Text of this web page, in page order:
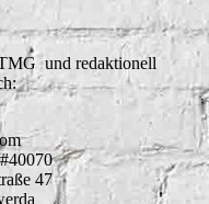
und redaktionell
47